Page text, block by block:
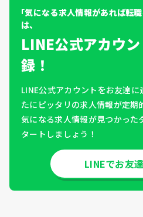
「気になる求人情報があれば転
は、
LINE公式アカウ
録！
LINE公式アカウントをお友達
たにピッタリの求人情報が定期
気になる求人情報が見つかった
タートしましょう！
LINEでお友